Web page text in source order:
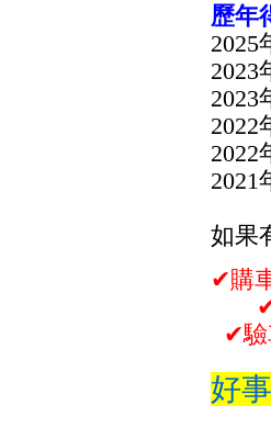
歷年
2021
如果
✔︎購
✔︎
好